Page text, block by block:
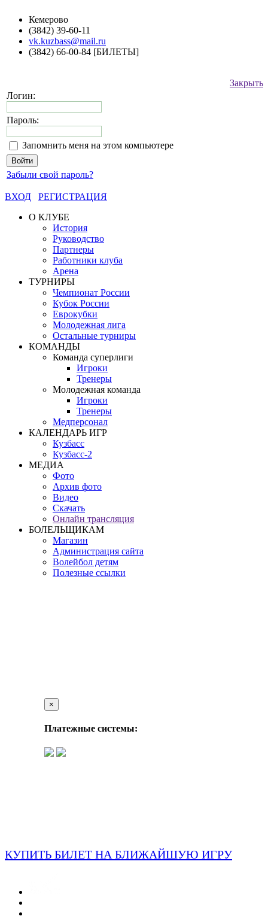
Кемерово
(3842) 39-60-11
vk.kuzbass@mail.ru
(3842) 66-00-84 [БИЛЕТЫ]
Закрыть
Логин:
Пароль:
Запомнить меня на этом компьютере
Забыли свой пароль?
ВХОД
РЕГИСТРАЦИЯ
О КЛУБЕ
История
Руководство
Партнеры
Работники клуба
Арена
ТУРНИРЫ
Чемпионат России
Кубок России
Еврокубки
Молодежная лига
Остальные турниры
КОМАНДЫ
Команда суперлиги
Игроки
Тренеры
Молодежная команда
Игроки
Тренеры
Медперсонал
КАЛЕНДАРЬ ИГР
Кузбасс
Кузбасс-2
МЕДИА
Фото
Архив фото
Видео
Скачать
Онлайн трансляция
БОЛЕЛЬЩИКАМ
Магазин
Администрация сайта
Волейбол детям
Полезные ссылки
×
Платежные системы:
КУПИТЬ БИЛЕТ НА БЛИЖАЙШУЮ ИГРУ